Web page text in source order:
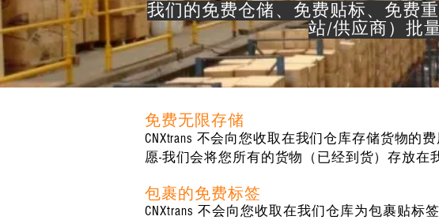
我们的免费仓储、免费贴标、免费
站/供应商）批
免费无限存储
CNXtrans 不会向您收取在我们仓库存储货物
愿-我们会将您所有的货物（已经到货）存放
包裹的免费标签
CNXtrans 不会向您收取在我们仓库为包裹贴